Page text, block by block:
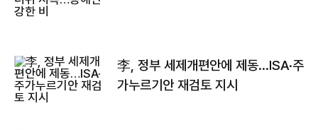
李, 정부 세제개편안에 제동…ISA·주
가누르기안 재검토 지시